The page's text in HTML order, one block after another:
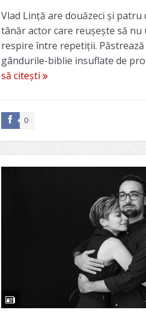
Vlad Lință are douăzeci și patru
tânăr actor care reușește să nu
respire între repetiții.
gândurile-biblie insuflate de
să citești
0